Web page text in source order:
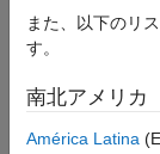
モデルとアーキテク
モデルの互換性の
ブロックの構成
クロッキングとマ
で切り替えら
インに従い、
をもつように
し、生成され
スに展開でき
また、以下のリ
す。
南北アメリカ
América Latina